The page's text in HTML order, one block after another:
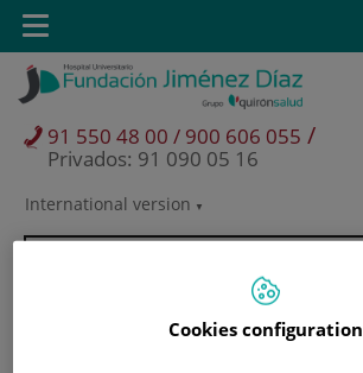
Saltar al contenido
Saltar
contenido
SelectorInternational version
91 550 48 00 / 900 606 055 /
Privados: 91 090 05 16
Toggle
navigation
Cookies configuration